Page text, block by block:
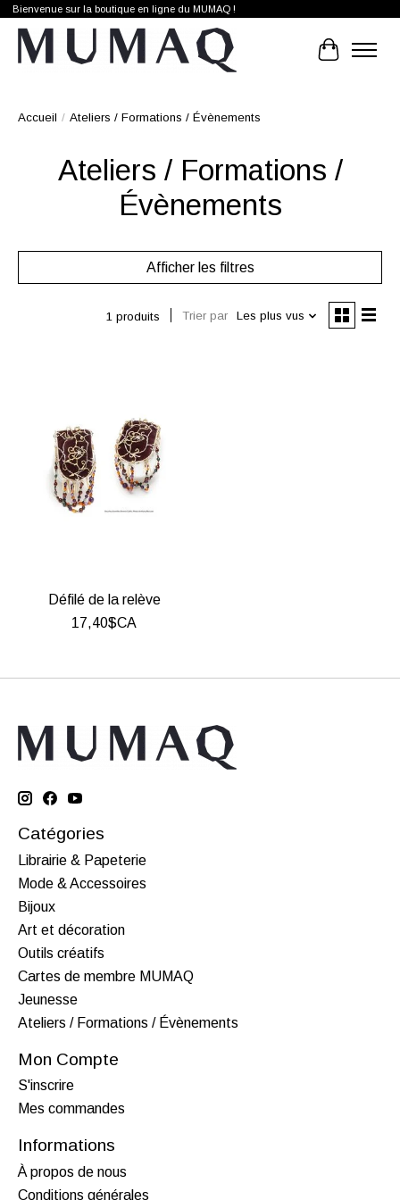
Bienvenue sur la boutique en ligne du MUMAQ !
Panier
Accueil / Ateliers / Formations / Évènements
Ateliers / Formations /
Évènements
Afficher les filtres
1 produits Trier par Les plus vus
Défilé de la relève
17,40$CA
Catégories
Librairie & Papeterie
Mode & Accessoires
Bijoux
Art et décoration
Outils créatifs
Cartes de membre MUMAQ
Jeunesse
Ateliers / Formations / Évènements
Mon Compte
S'inscrire
Mes commandes
Informations
À propos de nous
Conditions générales